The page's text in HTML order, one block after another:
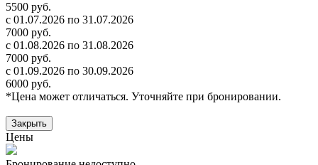
5500 руб.
с 01.07.2026 по 31.07.2026
7000 руб.
с 01.08.2026 по 31.08.2026
7000 руб.
с 01.09.2026 по 30.09.2026
6000 руб.
*Цена может отличаться. Уточняйте при бронировании.
Закрыть
Цены